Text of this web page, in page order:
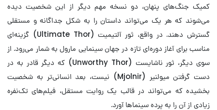
کمیک جنگ‌های پنهان، دو نسخه مهم دیگر از این شخصیت دیده
می‌شوند که هر یک می‌تواند داستان را به شکل جداگانه و مستقلی
گسترش دهند. در واقع، ثور آلتیمیت (Ultimate Thor) گزینه‌ای
مناسب برای آغاز دوره‌ای تازه در جهان سینمایی مارول به شمار می‌رود. از
سوی دیگر، ثور ناشایست (Unworthy Thor) که دیگر قادر به در
دست گرفتن میولنیر (Mjolnir) نیست، بعد انسانی‌تر به شخصیت
بخشیده که می‌تواند در قالب یک روایت مستقل، فیلم‌های تک‌نفره
زیادی از آن را به پرده سینماها آورد.